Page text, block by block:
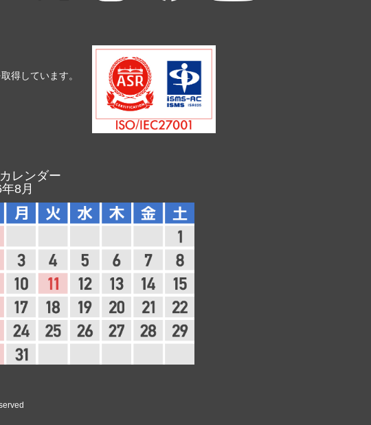
得しています。
レンダー
8月